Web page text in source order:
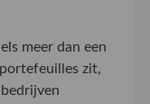
meer dan een
zit,